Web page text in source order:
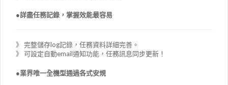
●詳盡任務記錄，掌握效能最容易
》 完整儲存log記錄，任務資料詳細完善。
》 可設定自動email通知功能，任務訊息同步更新！
●業界唯一全機型通過各式安規